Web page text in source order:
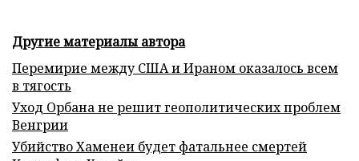
Другие материалы автора
Перемирие между США и Ираном оказалось всем
в тягость
Уход Орбана не решит геополитических проблем
Венгрии
Убийство Хаменеи будет фатальнее смертей